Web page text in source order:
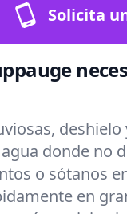
Solicita
donde no
o sótanos
en